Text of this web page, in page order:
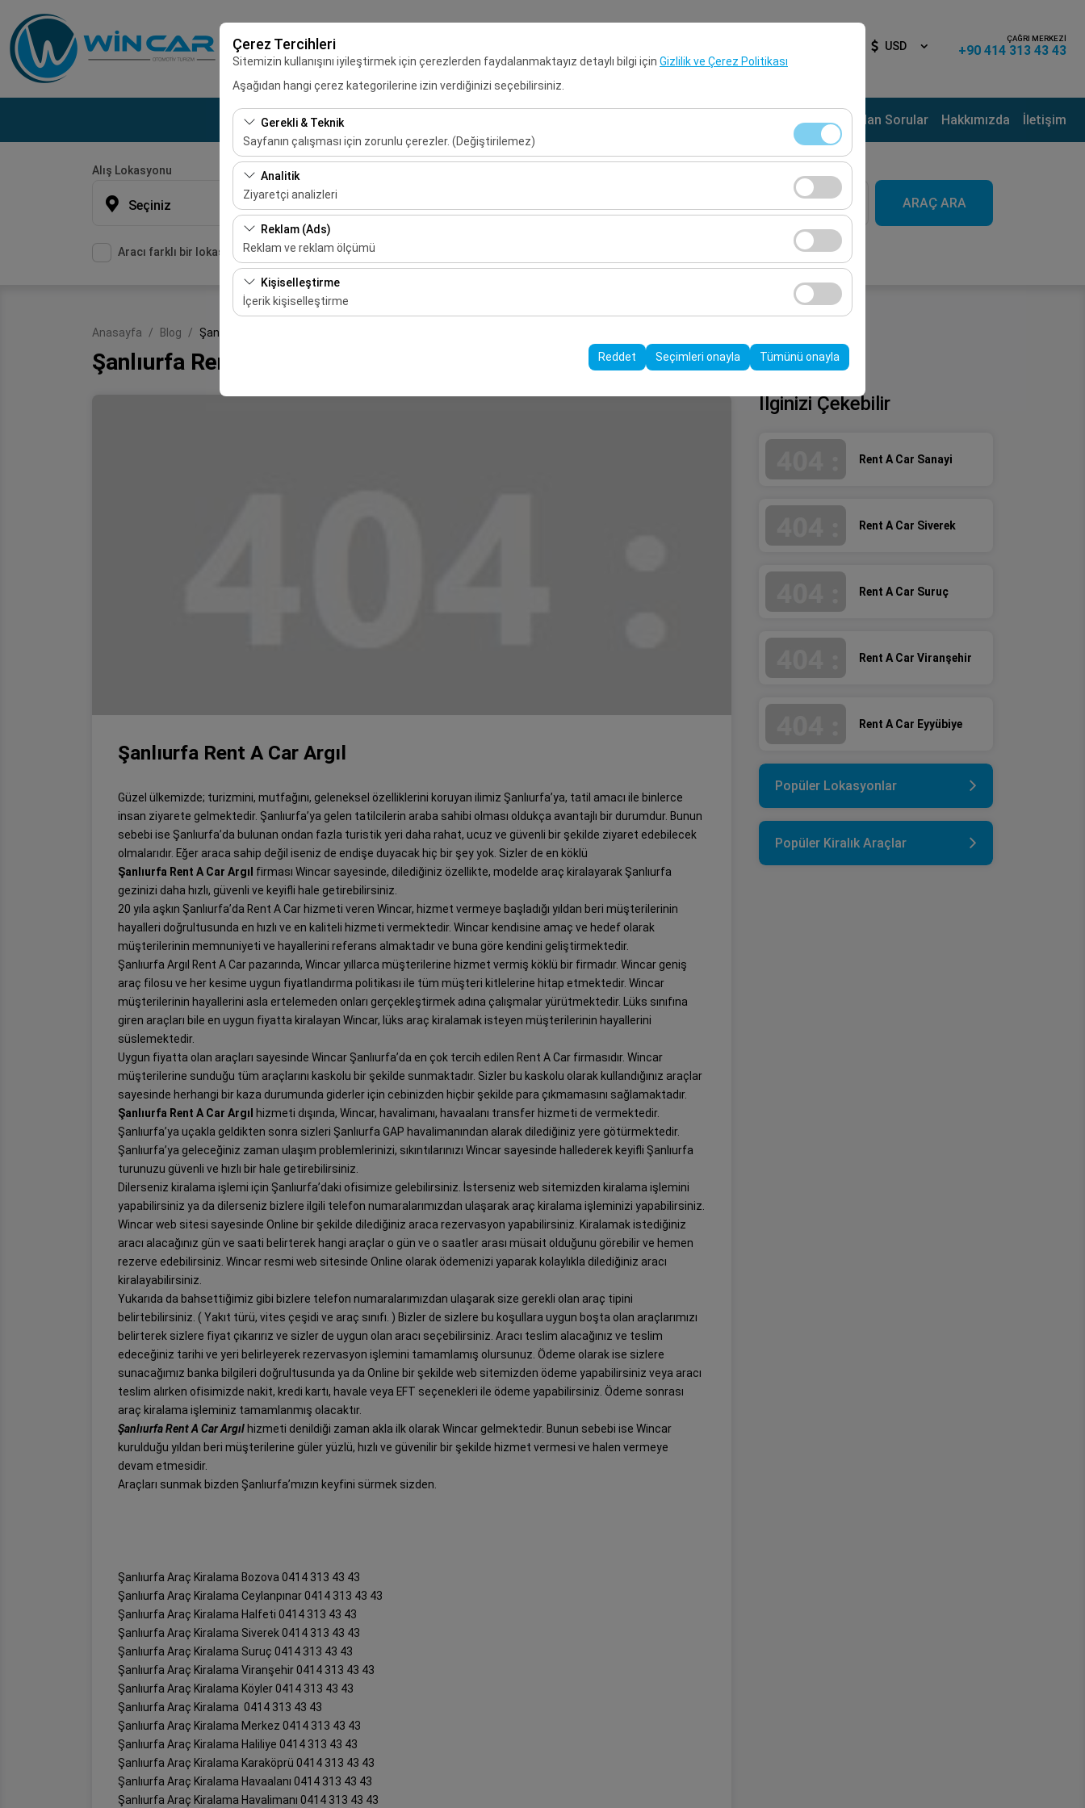
Çerez Tercihleri
Sitemizin kullanışını iyileştirmek için çerezlerden faydalanmaktayız detaylı bilgi için Gizlilik ve Çerez Politikası
Aşağıdan hangi çerez kategorilerine izin verdiğinizi seçebilirsiniz.
Gerekli & Teknik
Sayfanın çalışması için zorunlu çerezler. (Değiştirilemez)
Bu çerezler sitenin doğru şekilde çalışması, güvenlik, oturum yönetimi ve temel işlevler için gereklidir. Devre dışı
bırakılamaz.
Analitik
Ziyaretçi analizleri
Bu çerezler, sitemizin nasıl kullanıldığını (ziyaretçi sayısı, en çok ziyaret edilen sayfalar, kullanıcı davranışları) analiz
etmemizi sağlar. Bu veriler, web sitesi performansını ölçmek ve kullanıcı deneyimini sürekli iyileştirmek için kullanılır.
Reklam (Ads)
Reklam ve reklam ölçümü
Bu çerezler, size ilgi alanlarınıza uygun kişiselleştirilmiş reklamlar göstermemize ve reklam kampanyalarımızın
etkinliğini (gösterim sayısı, tıklama oranı) ölçmemize olanak tanır.
Kişiselleştirme
İçerik kişiselleştirme
deneyiminizin tutarlılığını ve sürekliliğini sağlamak amacıyla kullanılır.
Reddet Seçimleri onayla Tümünü onayla
USD
ÇAĞRI MERKEZİ
+90 414 313 43 43
Kiralama Noktaları Sık Sorulan Sorular Hakkımızda İletişim
Alış Lokasyonu
Seçiniz
Aracı farklı bir lokasyona bırakacağım
09:00 ARAÇ ARA
Anasayfa Blog Şanlıurfa Rent A Car Argıl
Şanlıurfa Rent A Car Argıl
Şanlıurfa Rent A Car Argıl
Güzel ülkemizde; turizmini, mutfağını, geleneksel özelliklerini koruyan ilimiz Şanlıurfa’ya, tatil amacı ile binlerce
insan ziyarete gelmektedir. Şanlıurfa’ya gelen tatilcilerin araba sahibi olması oldukça avantajlı bir durumdur. Bunun
sebebi ise Şanlıurfa’da bulunan ondan fazla turistik yeri daha rahat, ucuz ve güvenli bir şekilde ziyaret edebilecek
olmalarıdır. Eğer araca sahip değil iseniz de endişe duyacak hiç bir şey yok. Sizler de en köklü
Şanlıurfa Rent A Car Argıl firması Wincar sayesinde, dilediğiniz özellikte, modelde araç kiralayarak Şanlıurfa
gezinizi daha hızlı, güvenli ve keyifli hale getirebilirsiniz.
20 yıla aşkın Şanlıurfa’da Rent A Car hizmeti veren Wincar, hizmet vermeye başladığı yıldan beri müşterilerinin
hayalleri doğrultusunda en hızlı ve en kaliteli hizmeti vermektedir. Wincar kendisine amaç ve hedef olarak
müşterilerinin memnuniyeti ve hayallerini referans almaktadır ve buna göre kendini geliştirmektedir.
Şanlıurfa Argıl Rent A Car pazarında, Wincar yıllarca müşterilerine hizmet vermiş köklü bir firmadır. Wincar geniş
araç filosu ve her kesime uygun fiyatlandırma politikası ile tüm müşteri kitlelerine hitap etmektedir. Wincar
müşterilerinin hayallerini asla ertelemeden onları gerçekleştirmek adına çalışmalar yürütmektedir. Lüks sınıfına
giren araçları bile en uygun fiyatta kiralayan Wincar, lüks araç kiralamak isteyen müşterilerinin hayallerini
süslemektedir.
Uygun fiyatta olan araçları sayesinde Wincar Şanlıurfa’da en çok tercih edilen Rent A Car firmasıdır. Wincar
müşterilerine sunduğu tüm araçlarını kaskolu bir şekilde sunmaktadır. Sizler bu kaskolu olarak kullandığınız araçlar
sayesinde herhangi bir kaza durumunda giderler için cebinizden hiçbir şekilde para çıkmamasını sağlamaktadır.
Şanlıurfa Rent A Car Argıl
hizmeti dışında, Wincar, havalimanı, havaalanı transfer hizmeti de vermektedir.
Şanlıurfa’ya uçakla geldikten sonra sizleri Şanlıurfa GAP havalimanından alarak dilediğiniz yere götürmektedir.
Şanlıurfa’ya geleceğiniz zaman ulaşım problemlerinizi, sıkıntılarınızı Wincar sayesinde hallederek keyifli Şanlıurfa
turunuzu güvenli ve hızlı bir hale getirebilirsiniz.
Dilerseniz kiralama işlemi için Şanlıurfa’daki ofisimize gelebilirsiniz. İsterseniz web sitemizden kiralama işlemini
yapabilirsiniz ya da dilerseniz bizlere ilgili telefon numaralarımızdan ulaşarak araç kiralama işleminizi yapabilirsiniz.
Wincar web sitesi sayesinde Online bir şekilde dilediğiniz araca rezervasyon yapabilirsiniz. Kiralamak istediğiniz
aracı alacağınız gün ve saati belirterek hangi araçlar o gün ve o saatler arası müsait olduğunu görebilir ve hemen
rezerve edebilirsiniz. Wincar resmi web sitesinde Online olarak ödemenizi yaparak kolaylıkla dilediğiniz aracı
kiralayabilirsiniz.
Yukarıda da bahsettiğimiz gibi bizlere telefon numaralarımızdan ulaşarak size gerekli olan araç tipini
belirtebilirsiniz. ( Yakıt türü, vites çeşidi ve araç sınıfı. ) Bizler de sizlere bu koşullara uygun boşta olan araçlarımızı
belirterek sizlere fiyat çıkarırız ve sizler de uygun olan aracı seçebilirsiniz. Aracı teslim alacağınız ve teslim
edeceğiniz tarihi ve yeri belirleyerek rezervasyon işlemini tamamlamış olursunuz. Ödeme olarak ise sizlere
sunacağımız banka bilgileri doğrultusunda ya da Online bir şekilde web sitemizden ödeme yapabilirsiniz veya aracı
teslim alırken ofisimizde nakit, kredi kartı, havale veya EFT seçenekleri ile ödeme yapabilirsiniz. Ödeme sonrası
araç kiralama işleminiz tamamlanmış olacaktır.
Şanlıurfa Rent A Car Argıl hizmeti denildiği zaman akla ilk olarak Wincar gelmektedir. Bunun sebebi ise Wincar
kurulduğu yıldan beri müşterilerine güler yüzlü, hızlı ve güvenilir bir şekilde hizmet vermesi ve halen vermeye
devam etmesidir.
Araçları sunmak bizden Şanlıurfa’mızın keyfini sürmek sizden.
Şanlıurfa Araç Kiralama Bozova 0414 313 43 43
Şanlıurfa Araç Kiralama Ceylanpınar 0414 313 43 43
Şanlıurfa Araç Kiralama Halfeti 0414 313 43 43
Şanlıurfa Araç Kiralama Siverek 0414 313 43 43
Şanlıurfa Araç Kiralama Suruç 0414 313 43 43
Şanlıurfa Araç Kiralama Viranşehir 0414 313 43 43
Şanlıurfa Araç Kiralama Köyler 0414 313 43 43
Şanlıurfa Araç Kiralama 0414 313 43 43
Şanlıurfa Araç Kiralama Merkez 0414 313 43 43
Şanlıurfa Araç Kiralama Haliliye 0414 313 43 43
Şanlıurfa Araç Kiralama Karaköprü 0414 313 43 43
Şanlıurfa Araç Kiralama Havaalanı 0414 313 43 43
Şanlıurfa Araç Kiralama Havalimanı 0414 313 43 43
İlginizi Çekebilir
Rent A Car Sanayi
Rent A Car Siverek
Rent A Car Suruç
Rent A Car Viranşehir
Rent A Car Eyyübiye
Popüler Lokasyonlar
Popüler Kiralık Araçlar